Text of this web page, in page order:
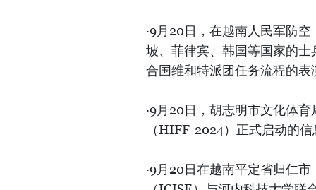
·9月20日，在越南人民军防
坡、菲律宾、韩国等国家的
合国维和特派团任务流程的表
·9月20日，胡志明市文化体
（HIFF-2024）正式启动的信
·9月20日在越南平定省归仁